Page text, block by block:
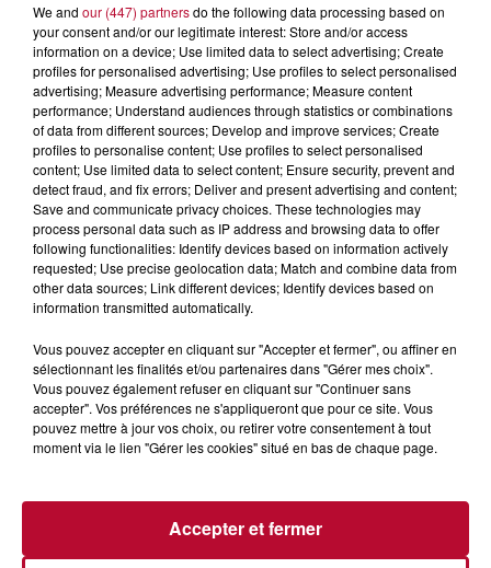
Fin de la manifestation*
Tarification*
Gratuit
Payant
Prix (si payant)
Organisateur*
Téléphone*
We and our (447) partnersdo the following data processing based on
your consent and/or our legitimate interest: Store and/or access
information on a device; Use limited data to select advertising; Create
profiles for personalised advertising; Use profiles to select personalised
advertising; Measure advertising performance; Measure content
performance; Understand audiences through statistics or combinations
of data from different sources; Develop and improve services; Create
profiles to personalise content; Use profiles to select personalised
content; Use limited data to select content; Ensure security, prevent and
detect fraud, and fix errors; Deliver and present advertising and content;
Save and communicate privacy choices. These technologies may
process personal data such as IP address and browsing data to offer
following functionalities: Identify devices based on information actively
requested; Use precise geolocation data; Match and combine data from
other data sources; Link different devices; Identify devices based on
information transmitted automatically.
Vous pouvez accepter en cliquant sur "Accepter et fermer", ou affiner en
sélectionnant les finalités et/ou partenaires dans "Gérer mes choix".
Vous pouvez également refuser en cliquant sur "Continuer sans
accepter". Vos préférences ne s'appliqueront que pour ce site. Vous
pouvez mettre à jour vos choix, ou retirer votre consentement à tout
moment via le lien "Gérer les cookies" situé en bas de chaque page.
Accepter et fermer